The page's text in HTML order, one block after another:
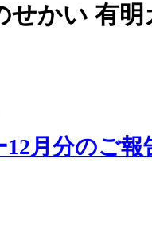
せかい 有
月分のご報